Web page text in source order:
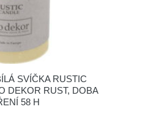
SVÍČKA RUSTIC
DEKOR RUST, DOBA
58 H